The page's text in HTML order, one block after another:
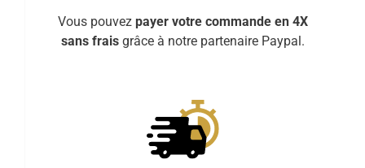
Vous pouvez payer votre commande en 4X
sans frais grâce à notre partenaire Paypal.